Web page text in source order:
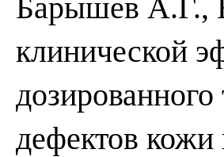
Барышев А.Г.,
клинической
дефектов